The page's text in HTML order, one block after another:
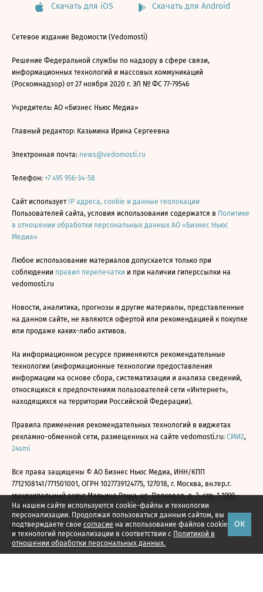
На нашем сайте используются cookie-файлы и технологии
персонализации. Продолжая пользоваться данным сайтом, вы
подтверждаете свое согласие на использование файлов cookie
и технологий персонализации в соответствии с Политикой в
отношении обработки персональных данных.
ОК
Скачать для iOS Скачать для Android
Сетевое издание Ведомости (Vedomosti)
Решение Федеральной службы по надзору в сфере связи,
информационных технологий и массовых коммуникаций
(Роскомнадзор) от 27 ноября 2020 г. ЭЛ № ФС 77-79546
Учредитель: АО «Бизнес Ньюс Медиа»
Главный редактор: Казьмина Ирина Сергеевна
Электронная почта: news@vedomosti.ru
Телефон: +7 495 956-34-58
Сайт использует IP адреса, cookie и данные геолокации
Пользователей сайта, условия использования содержатся в Политике
в отношении обработки персональных данных АО «Бизнес Ньюс
Медиа»
Любое использование материалов допускается только при
соблюдении правил перепечатки и при наличии гиперссылки на
vedomosti.ru
Новости, аналитика, прогнозы и другие материалы, представленные
на данном сайте, не являются офертой или рекомендацией к покупке
или продаже каких-либо активов.
На информационном ресурсе применяются рекомендательные
технологии (информационные технологии предоставления
информации на основе сбора, систематизации и анализа сведений,
относящихся к предпочтениям пользователей сети «Интернет»,
находящихся на территории Российской Федерации).
Правила применения рекомендательных технологий в виджетах
рекламно-обменной сети, размещенных на сайте vedomosti.ru: СМИ2,
24smi
Все права защищены © АО Бизнес Ньюс Медиа, ИНН/КПП
7712108141/771501001, ОГРН 1027739124775, 127018, г. Москва, вн.тер.г.
муниципальный округ Марьина Роща, ул. Полковая, д. 3, стр. 1 1999—
2026